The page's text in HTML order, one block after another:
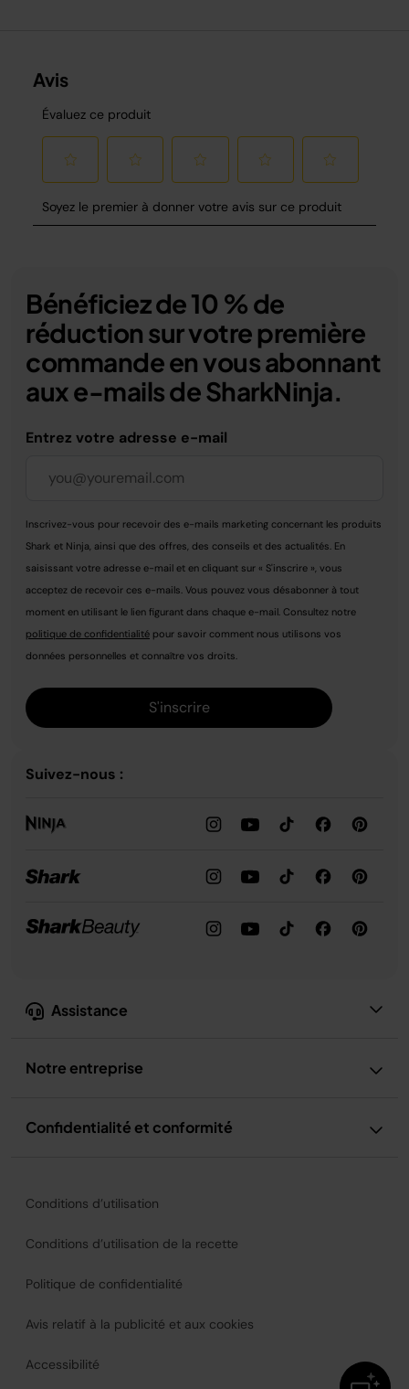
Assistance
Notre entreprise
Confidentialité et conformité
Bénéficiez de 10 % de
réduction sur votre première
commande en vous abonnant
aux e-mails de SharkNinja.
Entrez votre adresse e-mail
Inscrivez-vous pour recevoir des e-mails marketing concernant les produits
Shark et Ninja, ainsi que des offres, des conseils et des actualités. En
saisissant votre adresse e-mail et en cliquant sur « S'inscrire », vous
acceptez de recevoir ces e-mails. Vous pouvez vous désabonner à tout
moment en utilisant le lien figurant dans chaque e-mail. Consultez notre
politique de confidentialité pour savoir comment nous utilisons vos
données personnelles et connaître vos droits.
S'inscrire
Suivez-nous :
Conditions d’utilisation
Conditions d’utilisation de la recette
Politique de confidentialité
Avis relatif à la publicité et aux cookies
Accessibilité